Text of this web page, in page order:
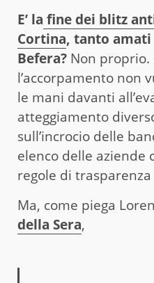
E’ la fine dei blitz
Cortina, tanto
Befera? Non proprio.
l’accorpamento non
le mani davanti
atteggiamento
sull’incrocio delle
elenco delle aziende
regole di
Ma, come piega
della Sera,